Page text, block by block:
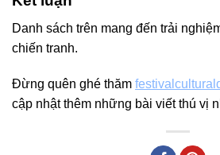
Danh sách trên mang đến trải
chiến tranh.
Đừng quên ghé thăm
cập nhật thêm những bài viết thú vị